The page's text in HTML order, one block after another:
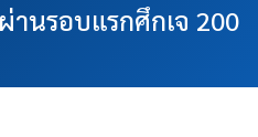
นรอบแรกศึกเจ 200